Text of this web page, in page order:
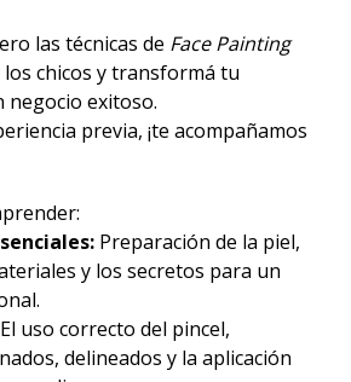
las técnicas de Face Painting
chicos y transformá tu
negocio exitoso.
previa, ¡te acompañamos
Preparación de la piel,
y los secretos para un
uso correcto del pincel,
delineados y la aplicación